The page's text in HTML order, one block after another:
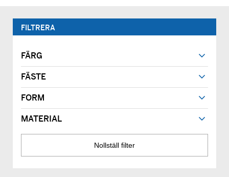
FILTRERA
FÄRG
FÄSTE
FORM
MATERIAL